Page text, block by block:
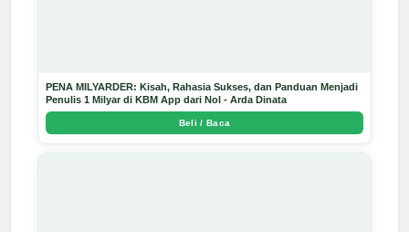
PENA MILYARDER: Kisah, Rahasia Sukses, dan Panduan Menjadi
Penulis 1 Milyar di KBM App dari Nol - Arda Dinata
Beli / Baca